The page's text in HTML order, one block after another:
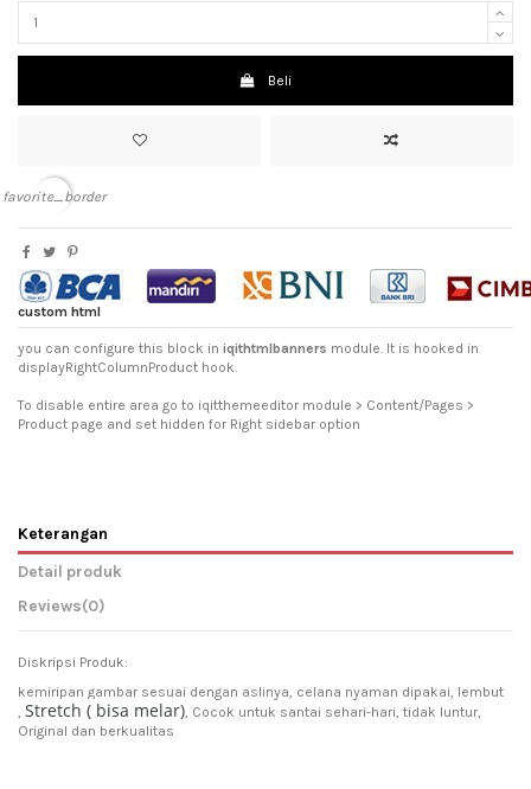
Beli
favorite_border
custom html
you can configure this block in iqithtmlbanners module. It is hooked in
displayRightColumnProduct hook.
To disable entire area go to iqitthemeeditor module > Content/Pages >
Product page and set hidden for Right sidebar option
Keterangan
Detail produk
Reviews(0)
Diskripsi Produk:
kemiripan gambar sesuai dengan aslinya, celana nyaman dipakai, lembut
, Stretch ( bisa melar), Cocok untuk santai sehari-hari, tidak luntur,
Original dan berkualitas